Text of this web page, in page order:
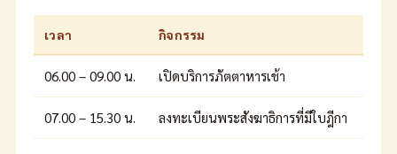
เวลา กิจกรรม
06.00 – 09.00 น. เปิดบริการภัตตาหารเช้า
07.00 – 15.30 น. ลงทะเบียนพระสังฆาธิการที่มีใบฎีกา